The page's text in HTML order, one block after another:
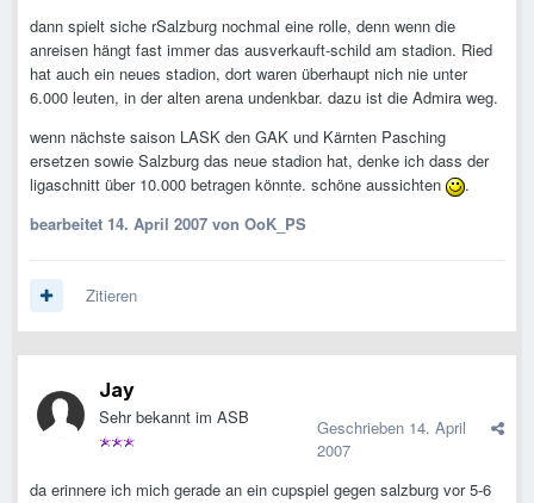
dann spielt siche rSalzburg nochmal eine rolle, denn wenn die
anreisen hängt fast immer das ausverkauft-schild am stadion. Ried
hat auch ein neues stadion, dort waren überhaupt nich nie unter
6.000 leuten, in der alten arena undenkbar. dazu ist die Admira weg.
wenn nächste saison LASK den GAK und Kärnten Pasching
ersetzen sowie Salzburg das neue stadion hat, denke ich dass der
ligaschnitt über 10.000 betragen könnte. schöne aussichten
.
bearbeitet 14. April 2007 von OoK_PS
Zitieren
Jay
Sehr bekannt im ASB Geschrieben 14. April
2007
da erinnere ich mich gerade an ein cupspiel gegen salzburg vor 5-6